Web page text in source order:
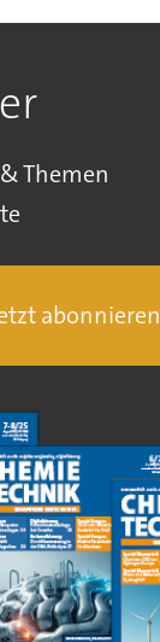
Themen
abonnieren